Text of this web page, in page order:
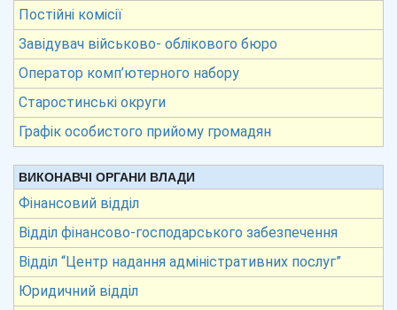
Постійні комісії
Завідувач військово- облікового бюро
Оператор комп’ютерного набору
Старостинські округи
Графік особистого прийому громадян
ВИКОНАВЧІ ОРГАНИ ВЛАДИ
Фінансовий відділ
Відділ фінансово-господарського забезпечення
Відділ “Центр надання адміністративних послуг”
Юридичний відділ